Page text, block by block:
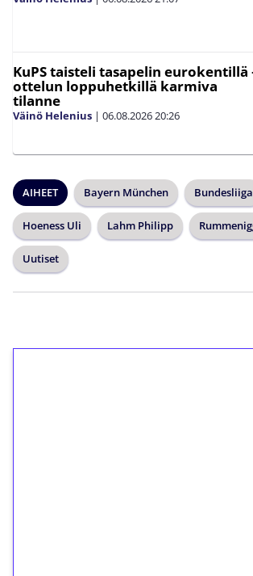
KuPS taisteli tasapelin eurokentillä
ottelun loppuhetkillä karmiva
tilanne
Väinö Helenius | 06.08.202620:26
AIHEET Bayern München Bundesliiga
Hoeness Uli Lahm Philipp
Uutiset